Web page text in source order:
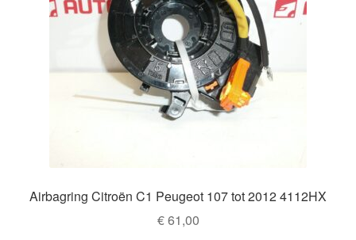
Airbagring Citroën C1 Peugeot 107 tot 2012 4112HX
€61,00